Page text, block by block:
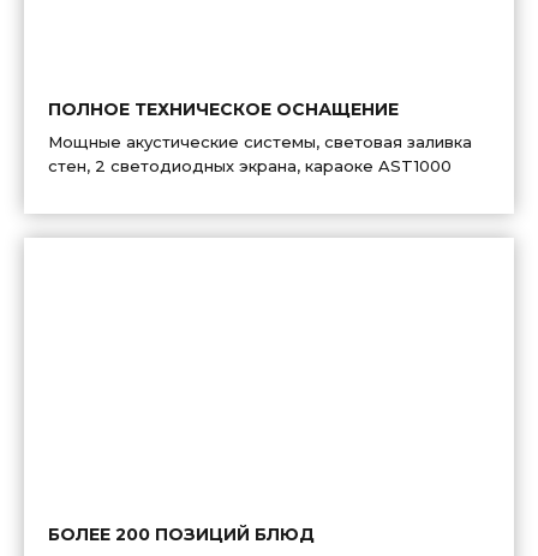
ПОЛНОЕ ТЕХНИЧЕСКОЕ ОСНАЩЕНИЕ
Мощные акустические системы, световая заливка
стен, 2 светодиодных экрана, караоке AST1000
БОЛЕЕ 200 ПОЗИЦИЙ БЛЮД